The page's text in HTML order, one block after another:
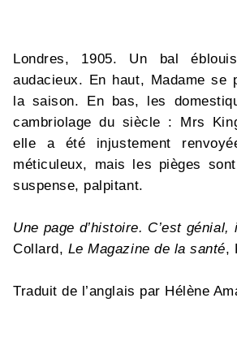
Londres, 1905. Un bal
audacieux. En haut, Madame se
la saison. En bas, les
cambriolage du siècle : Mrs
elle a été injustement
méticuleux, mais les pièges
suspense, palpitant.
Une page d’histoire. C’est génial,
Collard, Le Magazine de la santé,
Traduit de l’anglais par Hélène